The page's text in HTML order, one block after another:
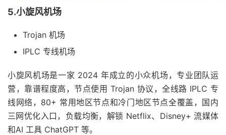
5.小旋风机场
Trojan 机场
IPLC 专线机场
小旋风机场是一家 2024 年成立的小众机场，专业团队运
营，靠谱程度高，节点使用 Trojan 协议，全线路 IPLC 专
线网络，80+ 常用地区节点和冷门地区节点全覆盖，国内
三网优化入口，负载均衡，解锁 Netflix、Disney+ 流媒体
和AI 工具 ChatGPT 等。